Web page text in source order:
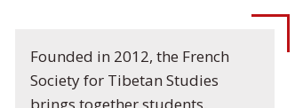
Founded in 2012, the French
Society for Tibetan Studies